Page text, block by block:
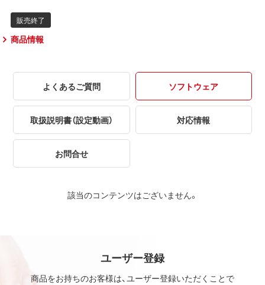
商品情報
よくあるご質問 ソフトウェア
取扱説明書（設定動画） 対応情報
お問合せ
該当のコンテンツはございません。
ユーザー登録
商品をお持ちのお客様は、ユーザー登録いただくことで